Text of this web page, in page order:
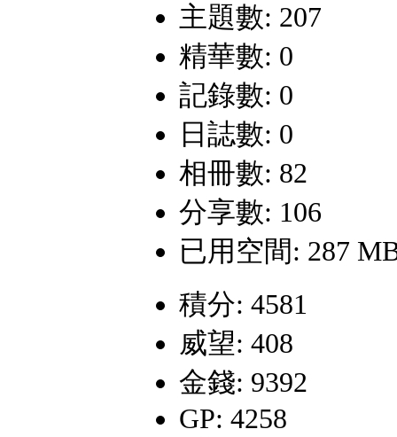
主題數: 207
精華數: 0
記錄數: 0
日誌數: 0
相冊數: 82
分享數: 106
已用空間: 287
積分: 4581
威望: 408
金錢: 9392
GP: 4258